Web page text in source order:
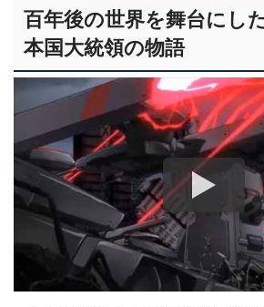
百年後の世界を舞台にし
本国大統領の物語